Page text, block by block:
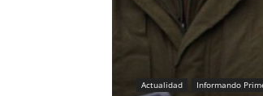
Actualidad Informando